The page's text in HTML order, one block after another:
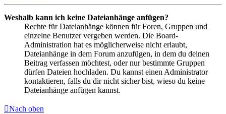
Weshalb kann ich keine Dateianhänge anfügen?
Rechte für Dateianhänge können für Foren, Gruppen und
einzelne Benutzer vergeben werden. Die Board-
Administration hat es möglicherweise nicht erlaubt,
Dateianhänge in dem Forum anzufügen, in dem du deinen
Beitrag verfassen möchtest, oder nur bestimmte Gruppen
dürfen Dateien hochladen. Du kannst einen Administrator
kontaktieren, falls du dir nicht sicher bist, wieso du keine
Dateianhänge anfügen kannst.
Nach oben